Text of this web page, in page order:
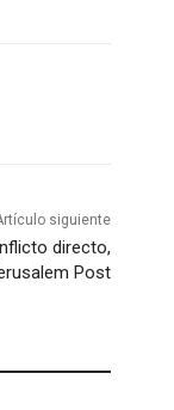
siguiente
directo,
Post